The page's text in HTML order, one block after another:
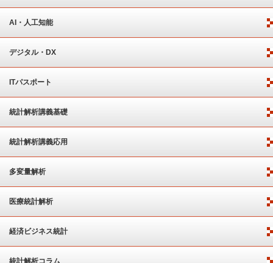
AI・人工知能
デジタル・DX
ITパスポート
統計解析講義基礎
統計解析講義応用
多変量解析
医療統計解析
経済ビジネス統計
統計解析コラム